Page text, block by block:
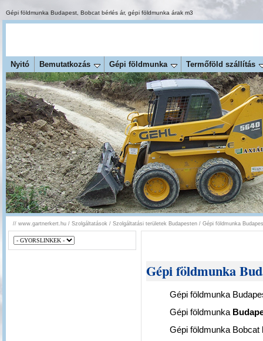
Gépi földmunka Budapest Bobcat bérlés ár, gépi földmunka árak m3
Nyitó Bemutatkozás Gépi földmunka Termőföld szállítás
// www.gartnerkert.hu / Szolgáltatások / Szolgáltatási területek Budapesten / Gépi földmunka
Gépi földmunka
Gépi földmunka
Gépi földmunka
Gépi földmunka